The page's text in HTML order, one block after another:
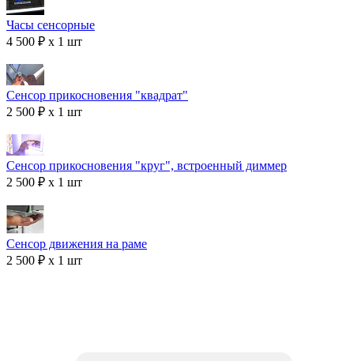
Часы сенсорные
4 500 ₽ x 1 шт
Сенсор прикосновения "квадрат"
2 500 ₽ x 1 шт
Сенсор прикосновения "круг", встроенный диммер
2 500 ₽ x 1 шт
Сенсор движения на раме
2 500 ₽ x 1 шт